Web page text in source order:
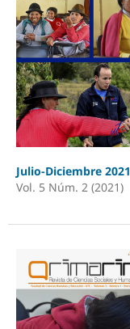
Julio-Diciembre 2021
Vol. 5 Núm. 2 (2021)